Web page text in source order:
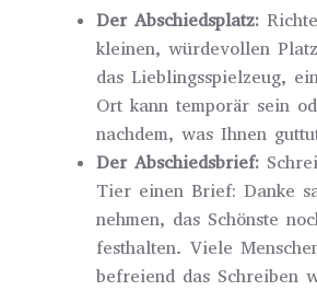
Der Abschiedsplatz:
kleinen, würdevollen
das Lieblingsspielzeug,
Ort kann temporär sein
nachdem, was Ihnen
Der Abschiedsbrief:
Tier einen Brief: Danke
nehmen, das Schönste
festhalten. Viele
befreiend das Schreiben